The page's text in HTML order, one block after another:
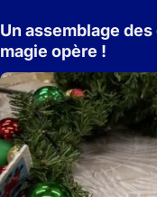
Un assemblage
magie opère !